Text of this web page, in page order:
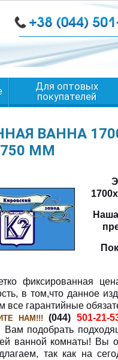
Для оптовых
покупателей
ВАННА
ММ
фиксированная
в том,что данное
все гарантийные
НАМ!!! (044) 501-21-
подобрать
ванной комнаты! Вы
так как на